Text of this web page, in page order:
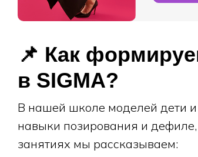
📌 Как
в SIGMA?
В нашей школе моделей дети и
навыки позирования и
занятиях мы рассказываем: